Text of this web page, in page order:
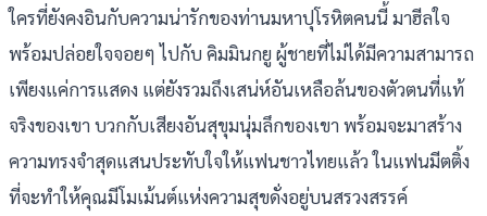
ใครที่ยังคงอินกับความน่ารักของท่านมหาปุโรหิตคนนี้ มาฮีลใจ
พร้อมปล่อยใจจอยๆ ไปกับ คิมมินกยู ผู้ชายที่ไม่ได้มีความสามารถ
เพียงแค่การแสดง แต่ยังรวมถึงเสน่ห์อันเหลือล้นของตัวตนที่แท้
จริงของเขา บวกกับเสียงอันสุขุมนุ่มลึกของเขา พร้อมจะมาสร้าง
ความทรงจำสุดแสนประทับใจให้แฟนชาวไทยแล้ว ในแฟนมีตติ้ง
ที่จะทำให้คุณมีโมเม้นต์แห่งความสุขดั่งอยู่บนสรวงสรรค์